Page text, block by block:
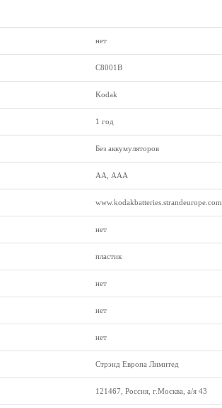
нет
C8001B
Kodak
1 год
Без аккумуляторов
АА, ААА
www.kodakbatteries.strandeurope.com
нет
пластик
нет
нет
нет
Стрэнд Европа Лимитед
121467, Россия, г.Москва, а/я 43